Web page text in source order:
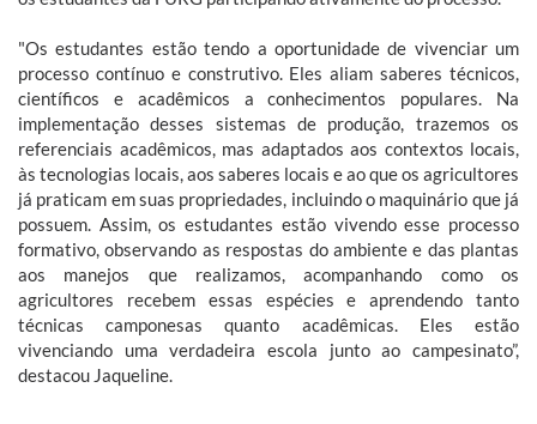
"Os estudantes estão tendo a oportunidade de vivenciar um
processo contínuo e construtivo. Eles aliam saberes técnicos,
científicos e acadêmicos a conhecimentos populares. Na
implementação desses sistemas de produção, trazemos os
referenciais acadêmicos, mas adaptados aos contextos locais,
às tecnologias locais, aos saberes locais e ao que os agricultores
já praticam em suas propriedades, incluindo o maquinário que já
possuem. Assim, os estudantes estão vivendo esse processo
formativo, observando as respostas do ambiente e das plantas
aos manejos que realizamos, acompanhando como os
agricultores recebem essas espécies e aprendendo tanto
técnicas camponesas quanto acadêmicas. Eles estão
vivenciando uma verdadeira escola junto ao campesinato”,
destacou Jaqueline.